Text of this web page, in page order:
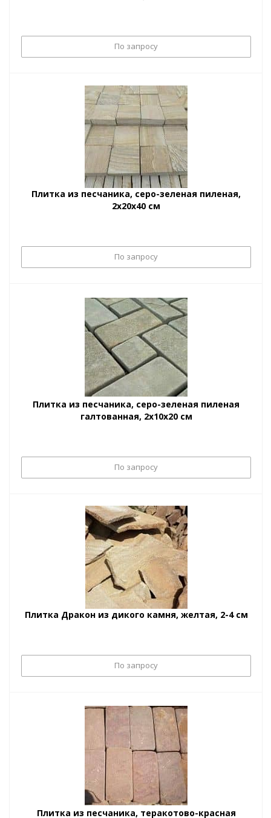
По запросу
Плитка из песчаника, серо-зеленая пиленая,
2х20х40 см
По запросу
Плитка из песчаника, серо-зеленая пиленая
галтованная, 2х10х20 см
По запросу
Плитка Дракон из дикого камня, желтая, 2-4 см
По запросу
Плитка из песчаника, теракотово-красная